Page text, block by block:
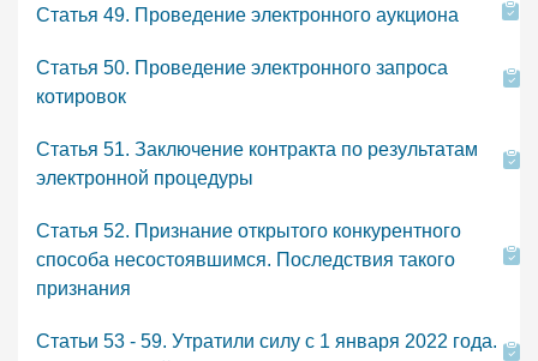
Статья 49. Проведение электронного аукциона
Статья 50. Проведение электронного запроса
котировок
Статья 51. Заключение контракта по результатам
электронной процедуры
Статья 52. Признание открытого конкурентного
способа несостоявшимся. Последствия такого
признания
Статьи 53 - 59. Утратили силу с 1 января 2022 года.